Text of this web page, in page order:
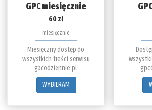
GPC miesięcznie
60 zł
miesięcznie
Miesięczny dostęp do
wszystkich treści serwisu
gpcodziennie.pl.
WYBIERAM